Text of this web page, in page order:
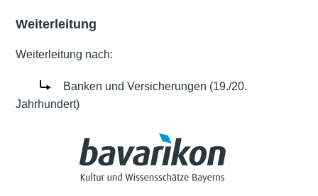
Weiterleitung
Weiterleitung nach:
Banken und Versicherungen (19./20.
Jahrhundert)